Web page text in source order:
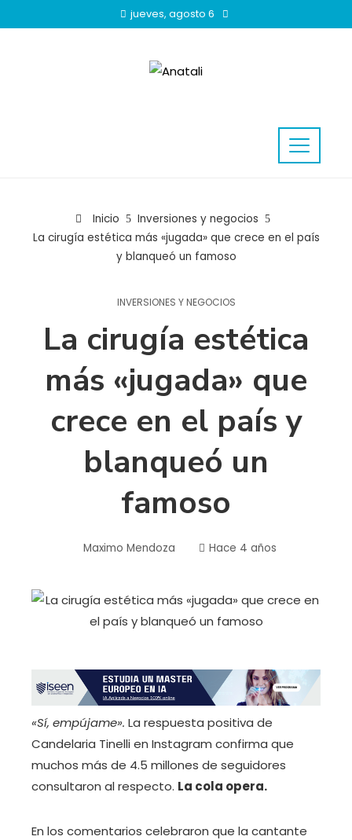
jueves, agosto 6
Inicio
Inversiones y negocios
La cirugía estética más «jugada» que crece en el país
y blanqueó un famoso
INVERSIONES Y NEGOCIOS
La cirugía estética
más «jugada» que
crece en el país y
blanqueó un
famoso
Maximo Mendoza Hace 4 años
«Sí, empújame». La respuesta positiva de
Candelaria Tinelli en Instagram confirma que
muchos más de 4.5 millones de seguidores
consultaron al respecto. La cola opera.
En los comentarios celebraron que la cantante